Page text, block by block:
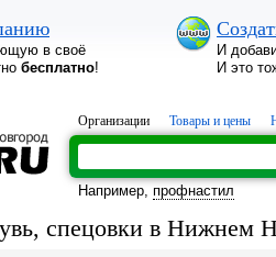
в своё
бесплатно!
И
И это
Организации Товары и цены
Например, профнастил
спецовки в Нижнем